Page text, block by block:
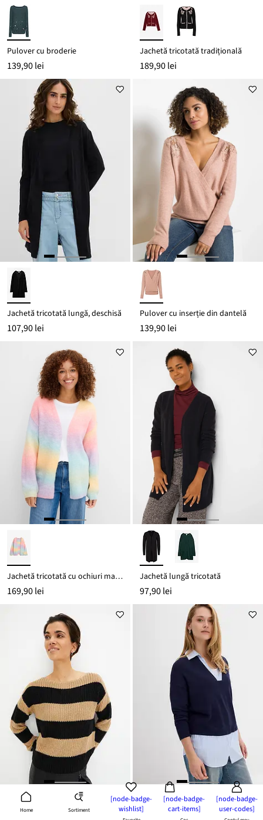
Home Sortiment
[node-badge-
wishlist]
[node-badge-
cart-items]
[node-badge-
user-codes]
Pulover cu broderie
139,90 lei
Jachetă tricotată tradițională
189,90 lei
Jachetă tricotată lungă, deschisă
107,90 lei
Pulover cu inserție din dantelă
139,90 lei
Jachetă tricotată cu ochiuri mari din material moale cu lână
169,90 lei
Jachetă lungă tricotată
97,90 lei